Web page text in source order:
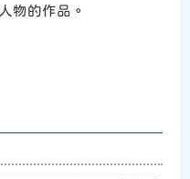
物的作品。